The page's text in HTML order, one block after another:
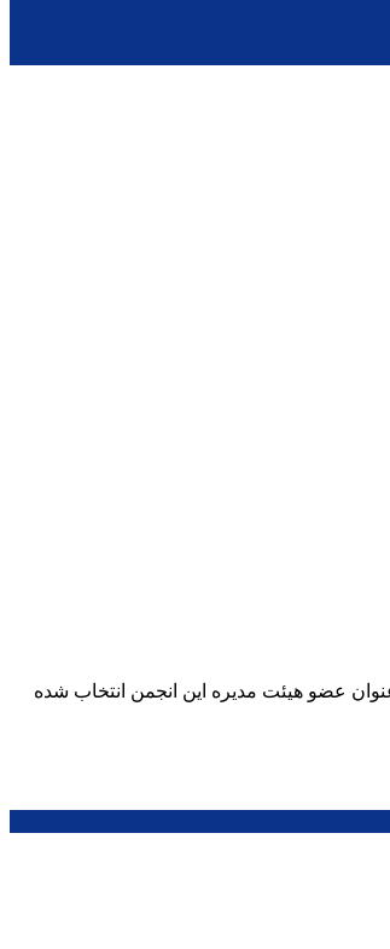
عضو هیئت مدیره این انجمن انتخاب شده